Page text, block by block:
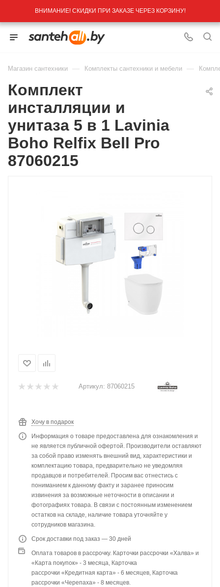
ВНИМАНИЕ! СКИДКИ ПРИ ЗАКАЗЕ ЧЕРЕЗ КОРЗИНУ!
Магазин сантехники — Комплекты сантехники и мебели —
Комплект
инсталляции и
унитаза 5 в 1 Lavinia
Boho Relfix Bell Pro
87060215
Артикул: 87060215
Хочу в подарок
Информация о товаре предоставлена для ознакомления и
не является публичной офертой. Производители оставляют
за собой право изменять внешний вид, характеристики и
комплектацию товара, предварительно не уведомляя
продавцов и потребителей. Просим вас отнестись с
пониманием к данному факту и заранее приносим
извинения за возможные неточности в описании и
фотографиях товара. В связи с постоянным изменением
остатков на складе, наличие товара уточняйте у
сотрудников магазина.
Срок доставки под заказ — 30 дней
Оплата товаров в рассрочку. Карточки рассрочки «Халва» и
«Карта покупок» - 3 месяца, Карточка
рассрочки «Кредитная карта» - 6 месяцев, Карточка
рассрочки «Черепаха» - 8 месяцев.